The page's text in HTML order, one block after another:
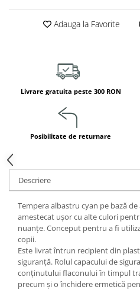
Jucarii de echilibru
Motricitate fina
Motricitate grosiera
Recunoasterea formelor
Trasee de motricitate
Diverse jucarii educative
Apa si nisip
Dezvoltarea limbajului
Figurine
Mobilier gradinita
Montessori
Spații de joacă
Educatie inovativa
Adauga la Favorite
Livrare gratuita peste 300 RON
Posibilitate de returnare
Descriere
Tempera albastru cyan pe bază
amestecat ușor cu alte culori
nuanțe. Conceput pentru a fi
copii.
Este livrat întrun recipient din
siguranță. Rolul capacului de
conținutului flaconului în timpul
precum și o închidere ermetică